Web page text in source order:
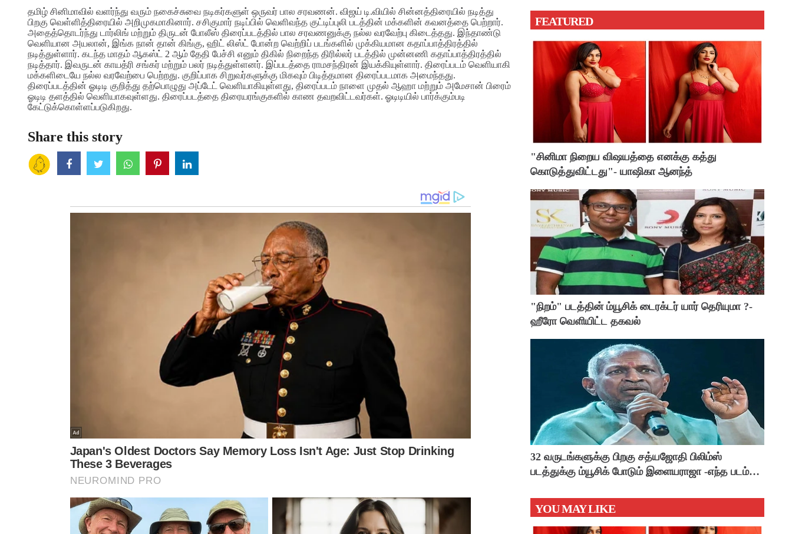
தமிழ் சினிமாவில் வளர்ந்து வரும் நகைச்சுவை நடிகர்களுள் ஒருவர் பால சரவணன். விஜய் டி.வியில் சின்னத்திரையில் நடித்து
பிறகு வெள்ளித்திரையில் அறிமுகமாகினார். சசிகுமார் நடிப்பில் வெளிவந்த குட்டிப்புலி படத்தின் மக்களின் கவனத்தை பெற்றார்.
அதைத்தொடர்ந்து டார்லிங் மற்றும் திருடன் போலீஸ் திரைப்படத்தில் பால சரவணனுக்கு நல்ல வரவேற்பு கிடைத்தது. இந்தாண்டு
வெளியான அயலான், இங்க நான் தான் கிங்கு, ஹிட் லிஸ்ட் போன்ற வெற்றிப் படங்களில் முக்கியமான கதாப்பாத்திரத்தில்
நடித்துள்ளார். கடந்த மாதம் ஆகஸ்ட் 2 ஆம் தேதி பேச்சி எனும் திகில் நிறைந்த திரில்லர் படத்தில் முன்னணி கதாப்பாத்திரத்தில்
நடித்தார். இவருடன் காயத்ரி சங்கர் மற்றும் பலர் நடித்துள்ளனர். இப்படத்தை ராமசந்திரன் இயக்கியுள்ளார். திரைப்படம் வெளியாகி
மக்களிடையே நல்ல வரவேற்பை பெற்றது. குறிப்பாக சிறுவர்களுக்கு மிகவும் பிடித்தமான திரைப்படமாக அமைந்தது.
திரைப்படத்தின் ஓடிடி குறித்து தற்பொழுது அப்டேட் வெளியாகியுள்ளது, திரைப்படம் நாளை முதல் ஆஹா மற்றும் அமேசான் பிரைம்
ஓடிடி தளத்தில் வெளியாகவுள்ளது. திரைப்படத்தை திரையரங்குகளில் காண தவறவிட்டவர்கள். ஓடிடியில் பார்க்கும்படி
கேட்டுக்கொள்ளப்படுகிறது.
Share this story
FEATURED
"சினிமா நிறைய விஷயத்தை எனக்கு கத்து
கொடுத்துவிட்டது"- யாஷிகா ஆனந்த்
"நிறம்" படத்தின் ம்யூசிக் டைரக்டர் யார் தெரியுமா ?-
ஹீரோ வெளியிட்ட தகவல்
32 வருடங்களுக்கு பிறகு சத்யஜோதி பிலிம்ஸ்
படத்துக்கு ம்யூசிக் போடும் இளையராஜா -எந்த படம்
YOU MAY LIKE